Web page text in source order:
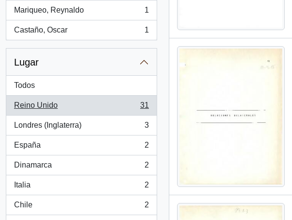
Mariqueo, Reynaldo
, 1 resultados
1
Castaño, Oscar
, 1 resultados
1
Lugar
Todos
Reino Unido
, 31 resultados
31
Londres (Inglaterra)
, 3 resultados
3
España
, 2 resultados
2
Dinamarca
, 2 resultados
2
Italia
, 2 resultados
2
Chile
, 2 resultados
2